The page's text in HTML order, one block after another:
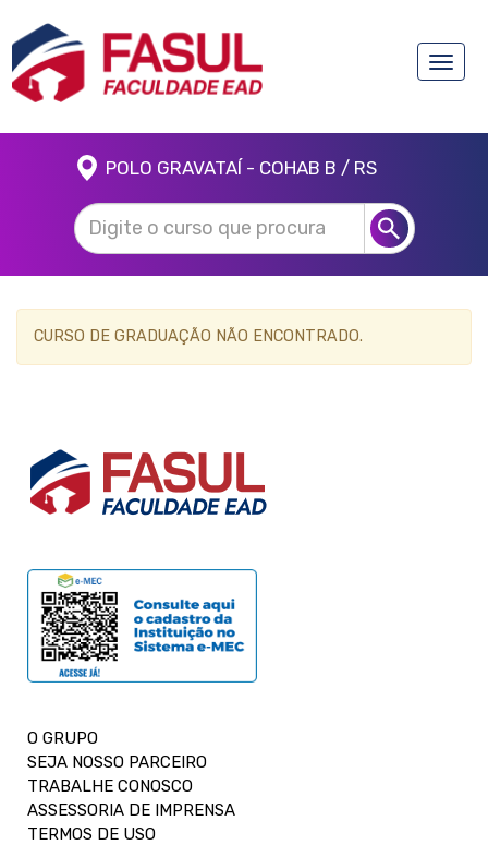
Toggle
POLO GRAVATAÍ - COHAB B / RS
CURSO DE GRADUAÇÃO NÃO ENCONTRADO.
O GRUPO
SEJA NOSSO PARCEIRO
TRABALHE CONOSCO
ASSESSORIA DE IMPRENSA
TERMOS DE USO